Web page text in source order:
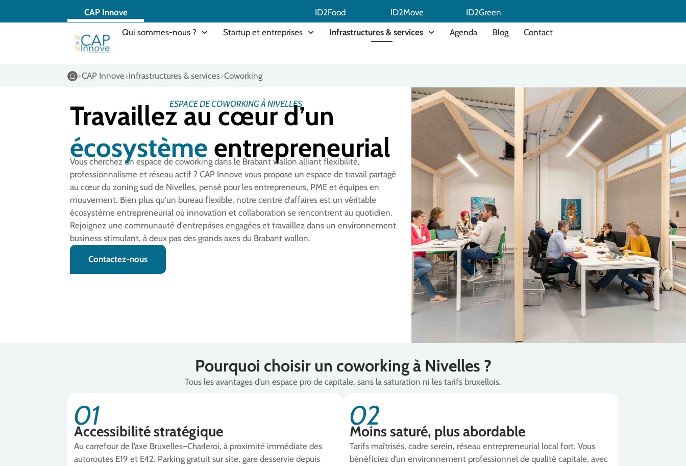
CAP Innove ID2Food ID2Move
ID2Green
Qui sommes-nous ?
Startup et entreprises Infrastructures & services Agenda Blog Contact
CAP Innove Infrastructures & services Coworking
ESPACE DE COWORKING À NIVELLES
Travaillez au cœur d’un
écosystème entrepreneurial
Vous cherchez un espace de coworking dans le Brabant wallon alliant flexibilité,
professionnalisme et réseau actif ? CAP Innove vous propose un espace de travail partagé
au cœur du zoning sud de Nivelles, pensé pour les entrepreneurs, PME et équipes en
mouvement. Bien plus qu'un bureau flexible, notre centre d'affaires est un véritable
écosystème entrepreneurial où innovation et collaboration se rencontrent au quotidien.
Rejoignez une communauté d'entreprises engagées et travaillez dans un environnement
business stimulant, à deux pas des grands axes du Brabant wallon.
Contactez-nous
Pourquoi choisir un coworking à Nivelles ?
Tous les avantages d’un espace pro de capitale, sans la saturation ni les tarifs bruxellois.
01
Accessibilité stratégique
Au carrefour de l’axe Bruxelles–Charleroi, à proximité immédiate des
autoroutes E19 et E42. Parking gratuit sur site, gare desservie depuis
02
Moins saturé, plus abordable
Tarifs maîtrisés, cadre serein, réseau entrepreneurial local fort. Vous
bénéficiez d’un environnement professionnel de qualité capitale, avec